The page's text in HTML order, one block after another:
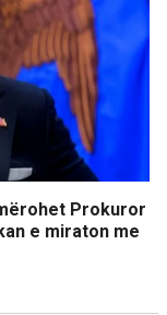
Prokuror
e miraton me